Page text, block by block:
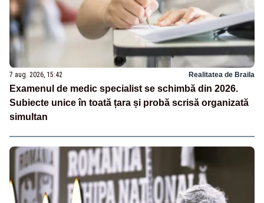
7 aug. 2026, 15:42 Realitatea de Braila
Examenul de medic specialist se schimbă din 2026.
Subiecte unice în toată țara și probă scrisă organizată
simultan